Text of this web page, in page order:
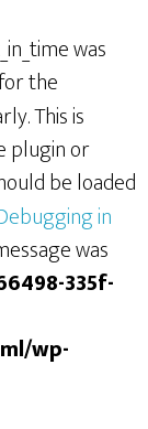
was
the
This is
plugin or
be loaded
in
was
335f-
wp-